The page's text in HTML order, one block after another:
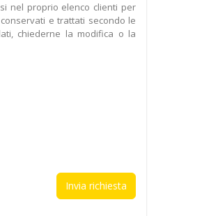
nel proprio elenco clienti per
e trattati secondo le
chiederne la modifica o la